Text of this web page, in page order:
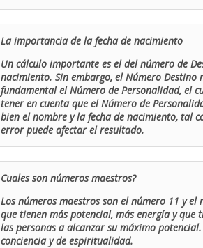
La importancia de la fecha de nacimiento
Un cálculo importante es el del número de
nacimiento. Sin embargo, el Número
fundamental el Número de Personalidad, el
tener en cuenta que el Número de
bien el nombre y la fecha de nacimiento, tal
error puede afectar el resultado.
Cuales son números maestros?
Los números maestros son el número 11 y el
que tienen más potencial, más energía y que
las personas a alcanzar su máximo
conciencia y de espiritualidad.